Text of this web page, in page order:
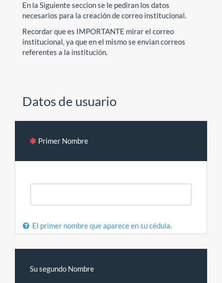
En la Siguiente seccion se le pediran los datos
necesarios para la creación de correo institucional.
Recordar que es IMPORTANTE mirar el correo
institucional, ya que en el mismo se envian correos
referentes a la institución.
Datos de usuario
Primer Nombre
El primer nombre que aparece en su cédula.
Su segundo Nombre